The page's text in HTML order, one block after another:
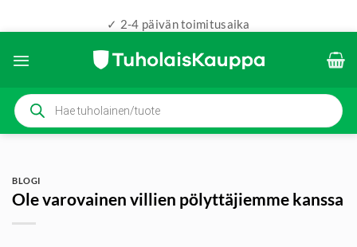
Products
search
BLOGI
Ole varovainen villien pölyttäjiemme kanssa
✓ 2-4 päivän toimitusaika